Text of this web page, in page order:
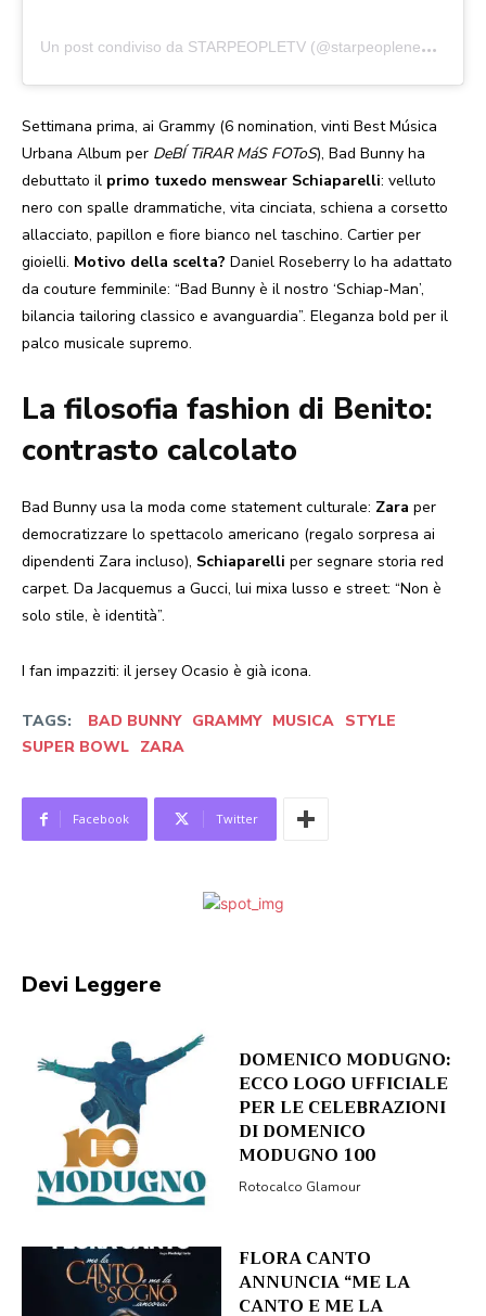
U
n post condiviso da STARPEOPLETV (@starpeoplenewstv)
Settimana prima, ai Grammy (6 nomination, vinti Best Música
Urbana Album per DeBÍ TiRAR MáS FOToS), Bad Bunny ha
debuttato il primo tuxedo menswear Schiaparelli: velluto
nero con spalle drammatiche, vita cinciata, schiena a corsetto
allacciato, papillon e fiore bianco nel taschino. Cartier per
gioielli. Motivo della scelta? Daniel Roseberry lo ha adattato
da couture femminile: “Bad Bunny è il nostro ‘Schiap-Man’,
bilancia tailoring classico e avanguardia”. Eleganza bold per il
palco musicale supremo.
La filosofia fashion di Benito:
contrasto calcolato
Bad Bunny usa la moda come statement culturale: Zara per
democratizzare lo spettacolo americano (regalo sorpresa ai
dipendenti Zara incluso), Schiaparelli per segnare storia red
carpet. Da Jacquemus a Gucci, lui mixa lusso e street: “Non è
solo stile, è identità”.
I fan impazziti: il jersey Ocasio è già icona.
TAGS: BAD BUNNY GRAMMY MUSICA STYLE
SUPER BOWL ZARA
Facebook Twitter
Devi Leggere
DOMENICO MODUGNO:
ECCO LOGO UFFICIALE
PER LE CELEBRAZIONI
DI DOMENICO
MODUGNO 100
Rotocalco Glamour
FLORA CANTO
ANNUNCIA “ME LA
CANTO E ME LA